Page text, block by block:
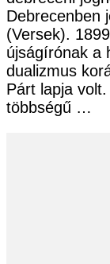
Debrecenben
(Versek).
újságírónak a
dualizmus
Párt lapja
többségű …